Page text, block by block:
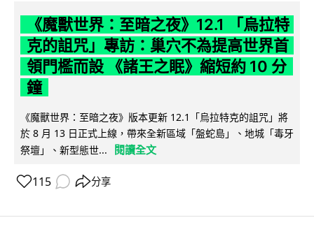
《魔獸世界：至暗之夜》12.1 「烏拉特
克的詛咒」專訪：巢穴不為提高世界首
領門檻而設 《諸王之眠》縮短約 10 分
鐘
《魔獸世界：至暗之夜》版本更新 12.1「烏拉特克的詛咒」將
於 8 月 13 日正式上線，帶來全新區域「盤蛇島」、地城「毒牙
祭壇」、新型態世...
閱讀全文
115 分享